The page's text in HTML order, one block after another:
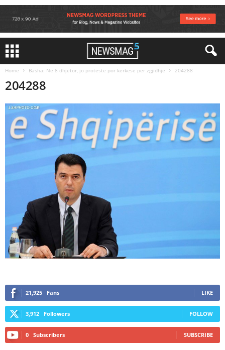
Home Basha: Ne 8 dhjetor, jo proteste por kerkese per zgjidhje 204288
204288
21,925 Fans LIKE
3,912 Followers FOLLOW
0 Subscribers SUBSCRIBE